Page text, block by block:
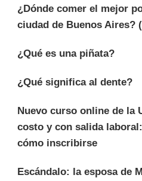
¿Dónde comer el mejor
ciudad de Buenos Aires?
¿Qué es una piñata?
¿Qué significa al dente?
Nuevo curso online de la
costo y con salida
cómo inscribirse
Escándalo: la esposa de